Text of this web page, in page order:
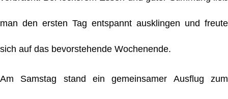
man den ersten Tag entspannt ausklingen und freute
sich auf das bevorstehende Wochenende.
Am Samstag stand ein gemeinsamer Ausflug zum